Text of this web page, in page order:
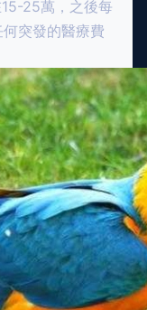
25萬，之後每
突發的醫療費